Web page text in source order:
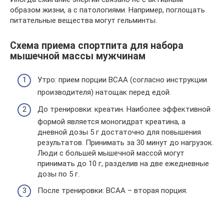
образом жизни, а с патологиями. Например, поглощать
питательные вещества могут гельминты.
Схема приема спортпита для набора
мышечной массы мужчинам
Утро: прием порции ВСАА (согласно инструкции
производителя) натощак перед едой.
До тренировки: креатин. Наиболее эффективной
формой является моногидрат креатина, а
дневной дозы 5 г достаточно для повышения
результатов. Принимать за 30 минут до нагрузок.
Люди с большей мышечной массой могут
принимать до 10 г, разделив на две ежедневные
дозы по 5 г.
После тренировки: ВСАА – вторая порция.